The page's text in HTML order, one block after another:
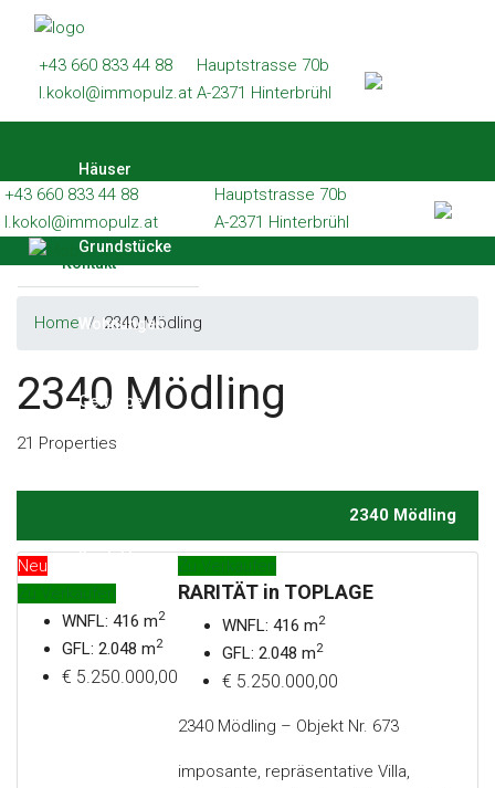
Häuser
Wohnungen
Gewerbe
Referenzen
Kontakt
+43 660 833 44 88
l.kokol@immopulz.at
Hauptstrasse 70b
A-2371 Hinterbrühl
Häuser
Grundstücke
Wohnungen
Gewerbe
Kontakt
+43 660 833 44 88
l.kokol@immopulz.at
Hauptstrasse 70b
A-2371 Hinterbrühl
Home 2340 Mödling
2340 Mödling
21 Properties
2340 Mödling
Neu
Zu Verkaufen
WNFL: 416 m2
GFL: 2.048 m2
€ 5.250.000,00
Zu Verkaufen
RARITÄT in TOPLAGE
WNFL: 416 m2
GFL: 2.048 m2
€ 5.250.000,00
2340 Mödling – Objekt Nr. 673
imposante, repräsentative Villa,